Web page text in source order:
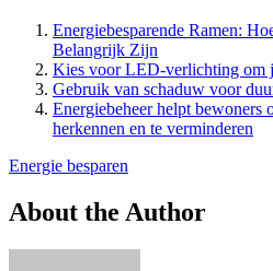
Energiebesparende Ramen:
Belangrijk Zijn
Kies voor LED-verlichting om
Gebruik van schaduw voor
Energiebeheer helpt bewoners
herkennen en te verminderen
Energie besparen
About the Author